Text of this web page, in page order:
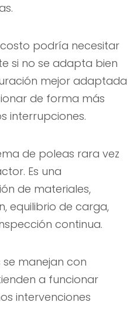
podría necesitar
si no se adapta bien
mejor adaptada
de forma más
interrupciones.
de poleas rara vez
Es una
de materiales,
equilibrio de carga,
continua.
manejan con
a funcionar
intervenciones